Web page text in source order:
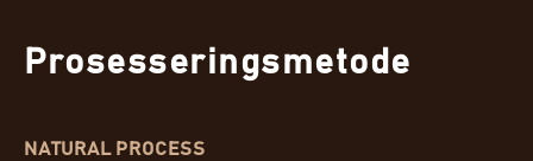
Prosesseringsmetode
NATURAL PROCESS